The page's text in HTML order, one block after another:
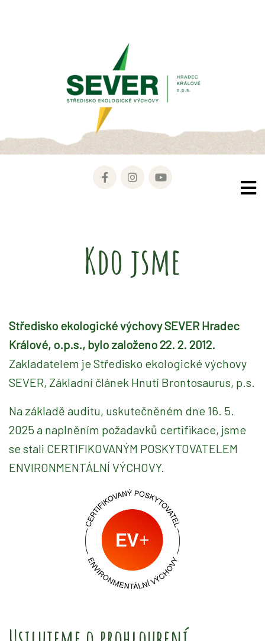
Kdo jsme
Středisko ekologické výchovy SEVER Hradec
Králové, o.p.s., bylo založeno 22. 2. 2012.
Zakladatelem je Středisko ekologické výchovy
SEVER, Základní článek Hnutí Brontosaurus, p.s.
Na základě auditu, uskutečněném dne 16. 5.
2025 a naplněním požadavků certifikace, jsme
se stali CERTIFIKOVANÝM POSKYTOVATELEM
ENVIRONMENTÁLNÍ VÝCHOVY.